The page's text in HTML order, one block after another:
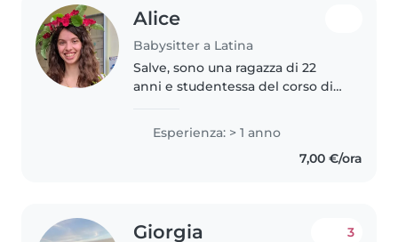
Alice
Babysitter a Latina
Salve, sono una ragazza di 22
anni e studentessa del corso di
Formazione Primaria presso
l'Università LUMSA di Roma. Ho
precedentemente impartito
Esperienza: > 1 anno
7,00 €/ora
Giorgia 3